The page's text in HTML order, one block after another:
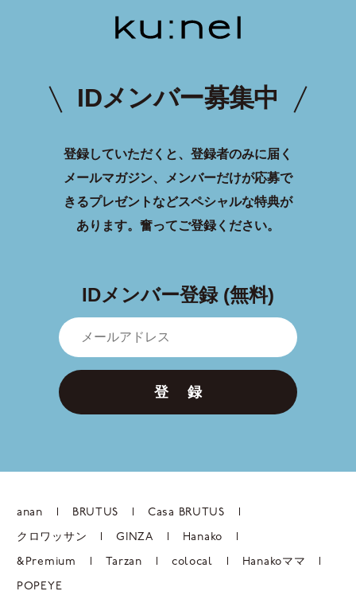
IDメンバー募集中
登録していただくと、登録者のみに届く
メールマガジン、メンバーだけが応募で
きるプレゼントなどスペシャルな特典が
あります。 奮ってご登録ください。
IDメンバー登録 (無料)
登 録
anan BRUTUS Casa BRUTUS
クロワッサン GINZA Hanako
&Premium Tarzan colocal Hanakoママ
POPEYE